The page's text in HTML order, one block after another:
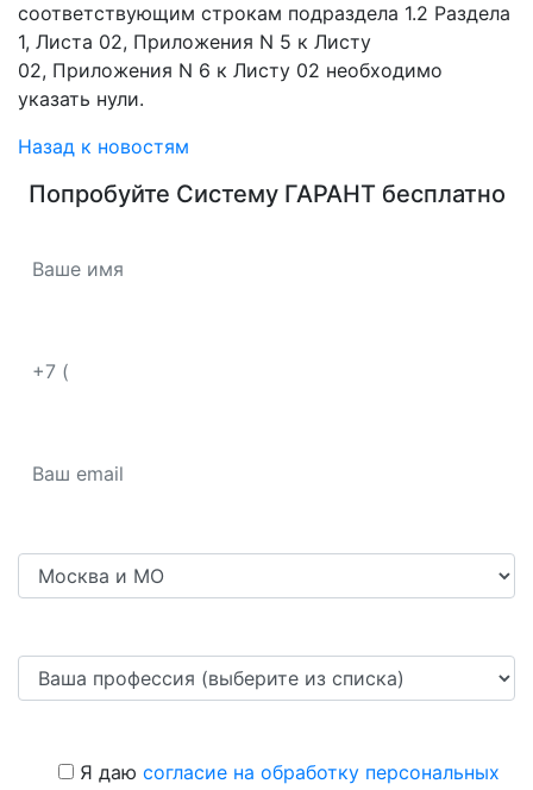
соответствующим строкам подраздела 1.2 Раздела
1, Листа 02, Приложения N 5 к Листу
02, Приложения N 6 к Листу 02 необходимо
указать нули.
Назад к новостям
Попробуйте Систему ГАРАНТбесплатно
Я даю согласие на обработку персональных